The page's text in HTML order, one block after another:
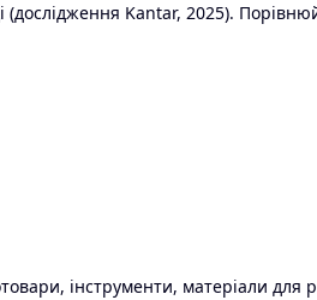
Kantar, 2025).
інструменти, матеріали для